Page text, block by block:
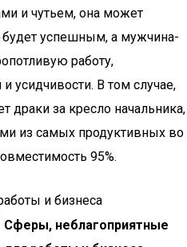
и чутьем, она может
будет успешным, а мужчина-
работу,
усидчивости. В том случае,
драки за кресло начальника,
из самых продуктивных во
95%.
и бизнеса
Сферы, неблагоприятные